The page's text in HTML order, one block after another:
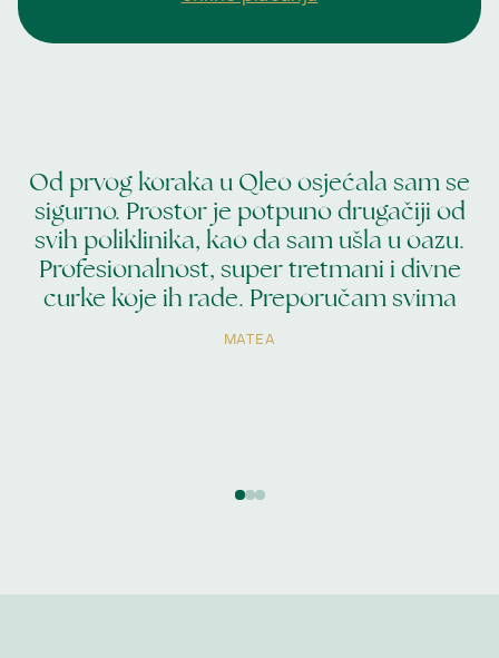
Paket MPen 3+1 gratis
Od prvog koraka u Qleo osjećala sam se
sigurno. Prostor je potpuno drugačiji od
svih poliklinika, kao da sam ušla u oazu.
Profesionalnost, super tretmani i divne
curke koje ih rade. Preporučam svima
MATEA